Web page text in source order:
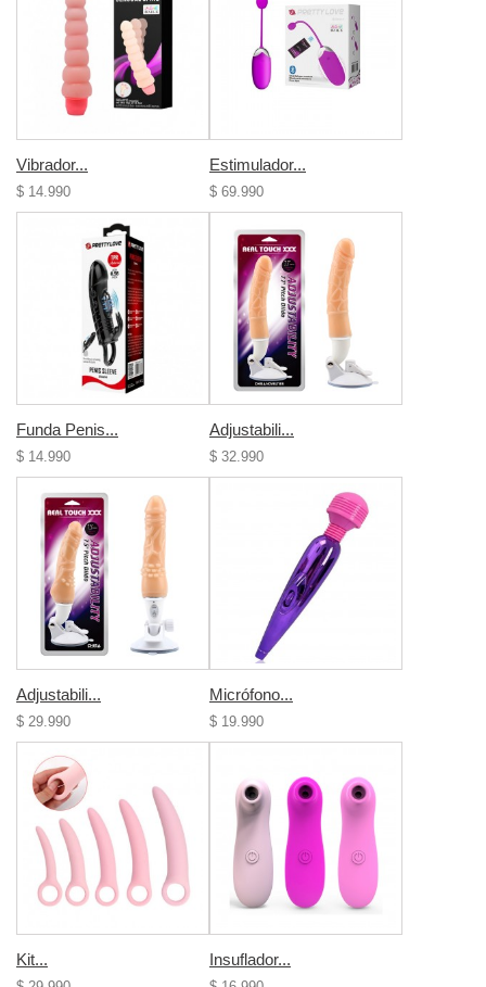
Vibrador...
$ 14.990
Estimulador...
$ 69.990
Funda Penis...
$ 14.990
Adjustabili...
$ 32.990
Adjustabili...
$ 29.990
Micrófono...
$ 19.990
Kit... Insuflador...